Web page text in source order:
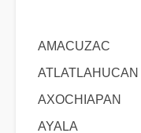
AMACUZAC
ATLATLAHUCAN
AXOCHIAPAN
AYALA